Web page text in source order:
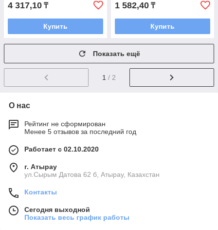
4 317,10 ₸
Купить
1 582,40 ₸
Купить
Показать ещё
1 / 2
О нас
Рейтинг не сформирован
Менее 5 отзывов за последний год
Работает с 02.10.2020
г. Атырау
ул.Сырым Датова 62 б, Атырау, Казахстан
Контакты
Сегодня выходной
Показать весь график работы